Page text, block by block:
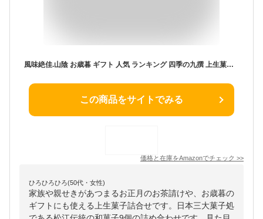
風味絶佳.山陰 お歳暮 ギフト 人気 ランキング 四季の九撰 上生菓子詰合せ（風呂敷包み） 冬季限定 和菓子 ギフト プレゼント 人気 商品 高級
この商品をサイトでみる
価格と在庫をAmazonでチェック >>
ひろひろひろ(50代・女性)
家族や親せきがあつまるお正月のお茶請けや、お歳暮の
ギフトにも使える上生菓子詰合せです。日本三大菓子処